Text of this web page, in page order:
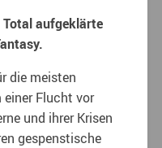
Total aufgeklärte
die meisten
einer Flucht vor
und ihrer Krisen
gespenstische